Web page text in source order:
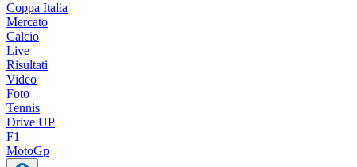
Coppa Italia
Mercato
Calcio
Live
Risultati
Video
Foto
Tennis
Drive UP
F1
MotoGp